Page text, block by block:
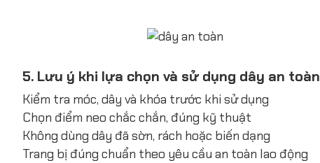
5. Lưu ý khi lựa chọn và sử dụng dây an toàn
Kiểm tra móc, dây và khóa trước khi sử dụng
Chọn điểm neo chắc chắn, đúng kỹ thuật
Không dùng dây đã sờn, rách hoặc biến dạng
Trang bị đúng chuẩn theo yêu cầu an toàn lao động